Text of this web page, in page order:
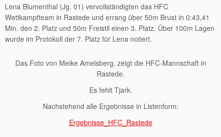
Lena Blumenthal (Jg. 01) vervollständigten das HFC
Wettkampfteam in Rastede und errang über 50m Brust in 0:43,41
Min. den 2. Platz und 50m Freistil einen 3. Platz. Über 100m Lagen
wurde im Protokoll der 7. Platz für Lena notiert.
Das Foto von Meike Amelsberg, zeigt die HFC-Mannschaft in
Rastede.
Es fehlt Tjark.
Nachstehend alle Ergebnisse in Listenform:
Ergebnisse_HFC_Rastede